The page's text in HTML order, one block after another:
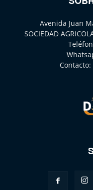
Avenida Juan
SOCIEDAD
Contacto: